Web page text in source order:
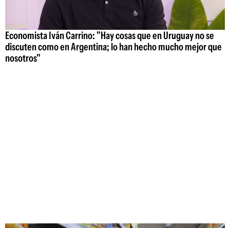
Economista Iván Carrino: "Hay cosas que en Uruguay no se
discuten como en Argentina; lo han hecho mucho mejor que
nosotros"